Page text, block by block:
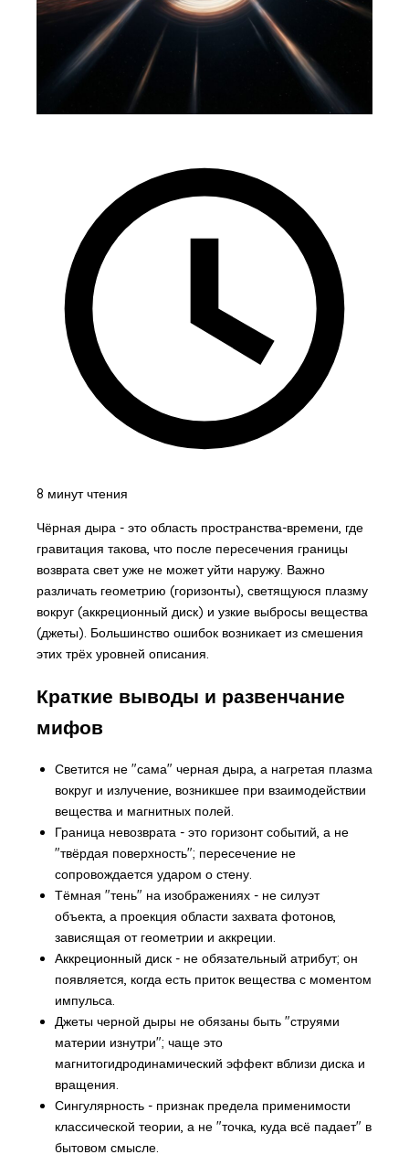
8 минут чтения
Чёрная дыра - это область пространства-времени, где
гравитация такова, что после пересечения границы
возврата свет уже не может уйти наружу. Важно
различать геометрию (горизонты), светящуюся плазму
вокруг (аккреционный диск) и узкие выбросы вещества
(джеты). Большинство ошибок возникает из смешения
этих трёх уровней описания.
Краткие выводы и развенчание
мифов
Светится не "сама" черная дыра, а нагретая плазма
вокруг и излучение, возникшее при взаимодействии
вещества и магнитных полей.
Граница невозврата - это горизонт событий, а не
"твёрдая поверхность"; пересечение не
сопровождается ударом о стену.
Тёмная "тень" на изображениях - не силуэт
объекта, а проекция области захвата фотонов,
зависящая от геометрии и аккреции.
Аккреционный диск - не обязательный атрибут; он
появляется, когда есть приток вещества с моментом
импульса.
Джеты черной дыры не обязаны быть "струями
материи изнутри"; чаще это
магнитогидродинамический эффект вблизи диска и
вращения.
Сингулярность - признак предела применимости
классической теории, а не "точка, куда всё падает" в
бытовом смысле.